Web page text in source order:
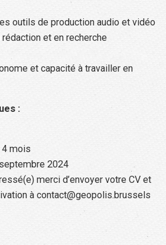
outils de production audio et vidéo
et en recherche
et capacité à travailler en
:
4 mois
2024
merci d’envoyer votre CV et
à contact@geopolis.brussels